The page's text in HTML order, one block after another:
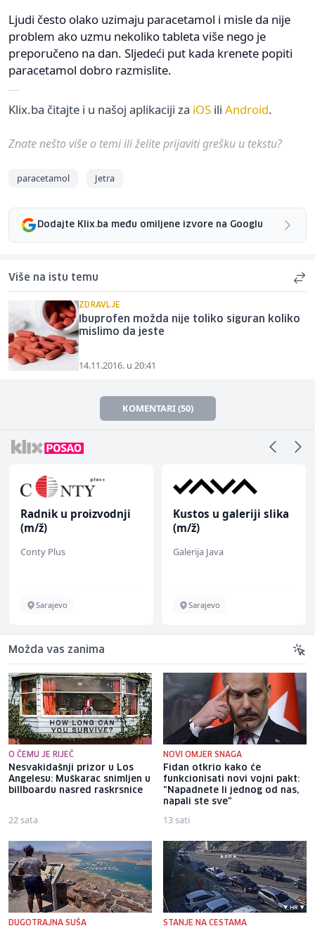
Ljudi često olako uzimaju paracetamol i misle da nije
problem ako uzmu nekoliko tableta više nego je
preporučeno na dan. Sljedeći put kada krenete popiti
paracetamol dobro razmislite.
Klix.ba čitajte i u našoj aplikaciji za iOS ili Android.
Znate nešto više o temi ili želite prijaviti grešku u tekstu?
paracetamol Jetra
Dodajte Klix.ba među omiljene izvore na Googlu
Više na istu temu
ZDRAVLJE
Ibuprofen možda nije toliko siguran koliko
mislimo da jeste
14.11.2016. u 20:41
KOMENTARI (50)
Radnik u proizvodnji
(m/ž)
Conty Plus
Sarajevo
Kustos u galeriji slika
(m/ž)
Galerija Java
Sarajevo
Možda vas zanima
O ČEMU JE RIJEČ
Nesvakidašnji prizor u Los
Angelesu: Muškarac snimljen u
billboardu nasred raskrsnice
22 sata
NOVI OMJER SNAGA
Fidan otkrio kako će
funkcionisati novi vojni pakt:
"Napadnete li jednog od nas,
napali ste sve"
13 sati
DUGOTRAJNA SUŠA STANJE NA CESTAMA